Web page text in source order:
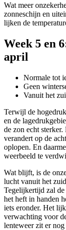
Wat meer
zonneschijn en
lijken de
Week 5 en
april
Normale tot
Geen
Vanuit het
Terwijl de
en de
de zon echt
verandert op de
oplopen. En
weerbeeld te
Wat blijft, is de
lucht vanuit het
Tegelijkertijd zal
het heft in handen
iets eronder. Het
verwachting voor
lenteweer zit er